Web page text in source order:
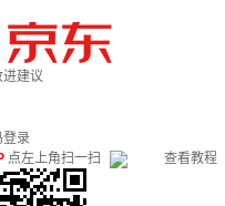
建议
登录
点左上角扫一扫 查看教程